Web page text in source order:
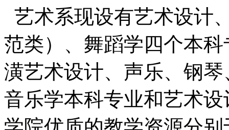
艺术系现设有艺术设计
范类）、舞蹈学四个本
潢艺术设计、声乐、钢
音乐学本科专业和艺术